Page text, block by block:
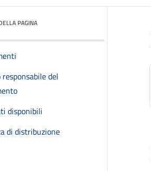
PAGINA
del
disponibili
di distribuzione